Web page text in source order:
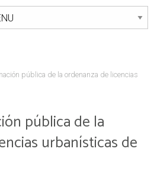
pública de la ordenanza de licencias
pública de la
urbanísticas de